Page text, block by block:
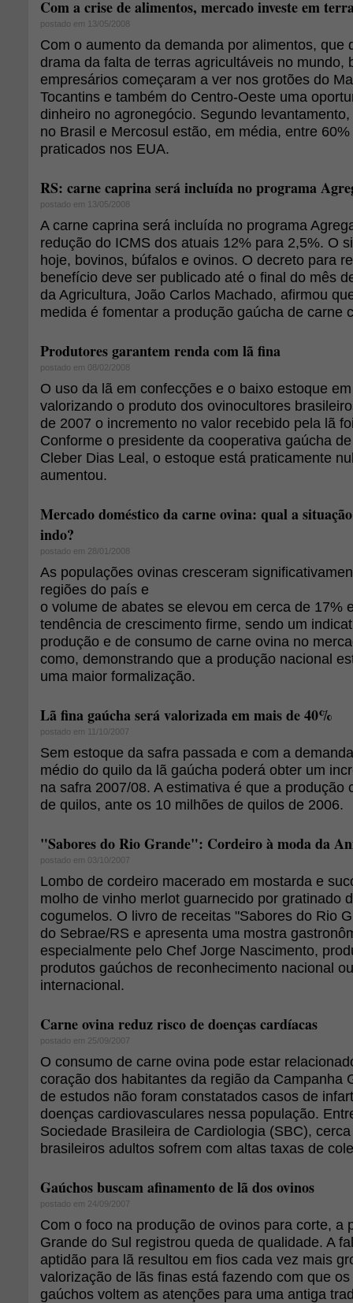
Com a crise de alimentos, mercado investe em
postado em 13/05/2008
Com o aumento da demanda por alimentos, que
drama da falta de terras agricultáveis no mundo,
empresários começaram a ver nos grotões do
Tocantins e também do Centro-Oeste uma
dinheiro no agronegócio. Segundo
no Brasil e Mercosul estão, em média, entre
praticados nos EUA.
RS: carne caprina será incluída no programa
postado em 13/05/2008
A carne caprina será incluída no programa
redução do ICMS dos atuais 12% para 2,5%. O
hoje, bovinos, búfalos e ovinos. O decreto para
benefício deve ser publicado até o final do mês
da Agricultura, João Carlos Machado, afirmou
medida é fomentar a produção gaúcha de carne
Produtores garantem renda com lã fina
postado em 08/02/2008
O uso da lã em confecções e o baixo estoque
valorizando o produto dos ovinocultores
de 2007 o incremento no valor recebido pela lã
Conforme o presidente da cooperativa gaúcha
Cleber Dias Leal, o estoque está praticamente
aumentou.
Mercado doméstico da carne ovina: qual a
indo?
postado em 28/01/2008
As populações ovinas cresceram
regiões do país e
o volume de abates se elevou em cerca de 17%
tendência de crescimento firme, sendo um
produção e de consumo de carne ovina no
como, demonstrando que a produção nacional
uma maior formalização.
Lã fina gaúcha será valorizada em mais de 40%
postado em 11/10/2007
Sem estoque da safra passada e com a
médio do quilo da lã gaúcha poderá obter um
na safra 2007/08. A estimativa é que a produção
de quilos, ante os 10 milhões de quilos de 2006.
"Sabores do Rio Grande": Cordeiro à moda da
postado em 03/10/2007
Lombo de cordeiro macerado em mostarda e
molho de vinho merlot guarnecido por gratinado
cogumelos. O livro de receitas "Sabores do Rio
do Sebrae/RS e apresenta uma mostra
especialmente pelo Chef Jorge Nascimento,
produtos gaúchos de reconhecimento nacional
internacional.
Carne ovina reduz risco de doenças cardíacas
postado em 25/09/2007
O consumo de carne ovina pode estar
coração dos habitantes da região da Campanha
de estudos não foram constatados casos de
doenças cardiovasculares nessa população.
Sociedade Brasileira de Cardiologia (SBC),
brasileiros adultos sofrem com altas taxas de
Gaúchos buscam afinamento de lã dos ovinos
postado em 24/09/2007
Com o foco na produção de ovinos para corte, a
Grande do Sul registrou queda de qualidade. A
aptidão para lã resultou em fios cada vez mais
valorização de lãs finas está fazendo com que
gaúchos voltem as atenções para uma antiga